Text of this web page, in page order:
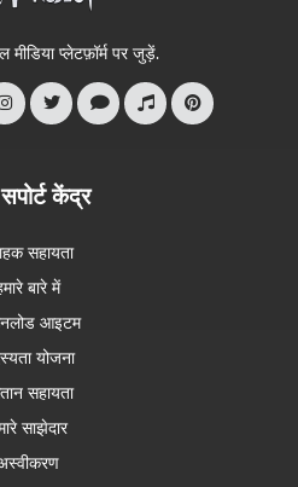
मीडिया प्लेटफ़ॉर्म पर जुड़ें.
सपोर्ट केंद्र
सहायता
बारे में
आइटम
योजना
सहायता
साझेदार